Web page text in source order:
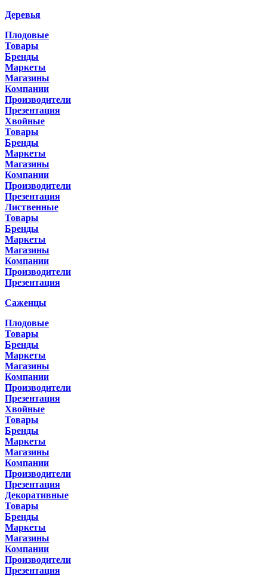
Деревья
Плодовые
Товары
Бренды
Маркеты
Магазины
Компании
Производители
Презентация
Хвойные
Товары
Бренды
Маркеты
Магазины
Компании
Производители
Презентация
Лиственные
Товары
Бренды
Маркеты
Магазины
Компании
Производители
Презентация
Саженцы
Плодовые
Товары
Бренды
Маркеты
Магазины
Компании
Производители
Презентация
Хвойные
Товары
Бренды
Маркеты
Магазины
Компании
Производители
Презентация
Декоративные
Товары
Бренды
Маркеты
Магазины
Компании
Производители
Презентация